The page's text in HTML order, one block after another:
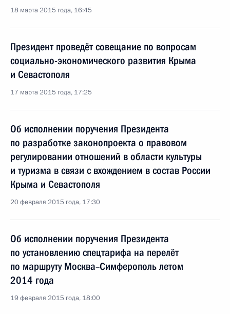
18 марта 2015 года, 16:45
Президент проведёт совещание по вопросам
социально-экономического развития Крыма
и Севастополя
17 марта 2015 года, 17:25
Об исполнении поручения Президента
по разработке законопроекта о правовом
регулировании отношений в области культуры
и туризма в связи с вхождением в состав России
Крыма и Севастополя
20 февраля 2015 года, 17:30
Об исполнении поручения Президента
по установлению спецтарифа на перелёт
по маршруту Москва–Симферополь летом
2014 года
19 февраля 2015 года, 18:00